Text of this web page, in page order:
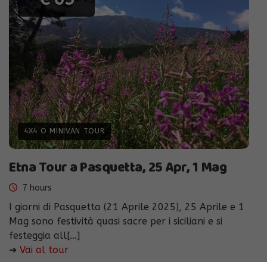
4X4 O MINIVAN TOUR
Etna Tour a Pasquetta, 25 Apr, 1 Mag
7 hours
I giorni di Pasquetta (21 Aprile 2025), 25 Aprile e 1
Mag sono festività quasi sacre per i siciliani e si
festeggia all[...]
➜ Vai al tour